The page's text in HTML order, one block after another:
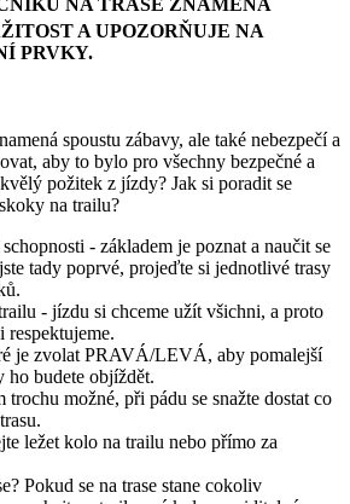
A UPOZORŇUJE NA
PRVKY.
spoustu zábavy, ale také nebezpečí a
aby to bylo pro všechny bezpečné a
požitek z jízdy? Jak si poradit se
na trailu?
- základem je poznat a naučit se
tady poprvé, projeďte si jednotlivé trasy
- jízdu si chceme užít všichni, a proto
respektujeme.
je zvolat PRAVÁ/LEVÁ, aby pomalejší
ho budete objíždět.
trochu možné, při pádu se snažte dostat co
ležet kolo na trailu nebo přímo za
Pokud se na trase stane cokoliv